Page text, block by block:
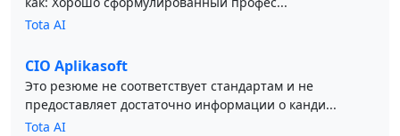
Tota AI
CIO Aplikasoft
Это резюме не соответствует стандартам и не
предоставляет достаточно информации о канди...
Tota AI